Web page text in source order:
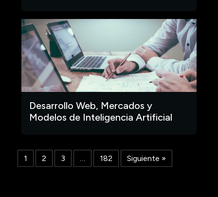
Desarrollo Web, Mercados y
Modelos de Inteligencia Artificial
1 2 3 … 182 Siguiente »